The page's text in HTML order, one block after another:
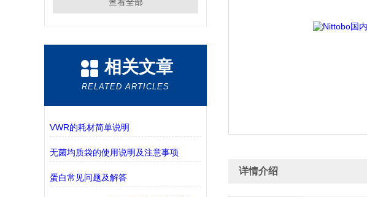
相关文章
RELATED ARTICLES
VWR的耗材简单说明
无菌均质袋的使用说明及注意事项
蛋白常见问题及解答
详情介绍